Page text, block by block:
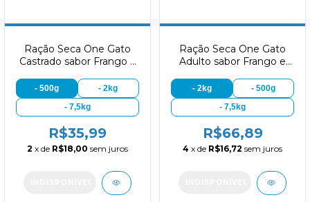
Ração Seca One Gato
Castrado sabor Frango e
- 500g
- 2kg
- 7,5kg
R$35,99
2 x de R$18,00 sem juros
Ração Seca One Gato
Adulto sabor Frango e
- 2kg
- 500g
- 7,5kg
R$66,89
4 x de R$16,72 sem juros